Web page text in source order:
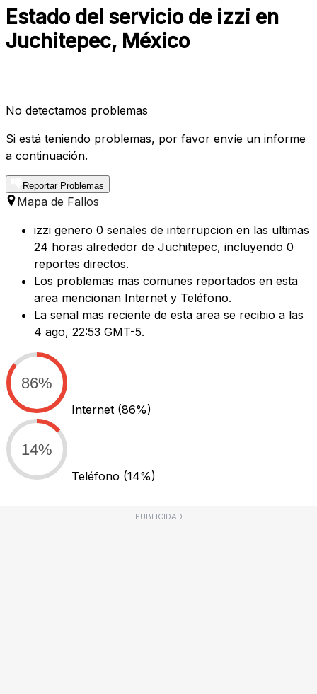
Estado del servicio de izzi en
Juchitepec, México
No detectamos problemas
Si está teniendo problemas, por favor envíe un informe
a continuación.
Reportar Problemas
Mapa de Fallos
izzi genero 0 senales de interrupcion en las ultimas
24 horas alrededor de Juchitepec, incluyendo 0
reportes directos.
Los problemas mas comunes reportados en esta
area mencionan Internet y Teléfono.
La senal mas reciente de esta area se recibio a las
4 ago, 22:53 GMT-5.
86%
Internet (86%)
14%
Teléfono (14%)
PUBLICIDAD